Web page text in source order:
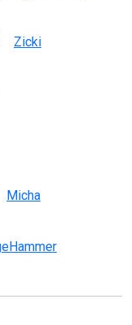
Zicki
Micha